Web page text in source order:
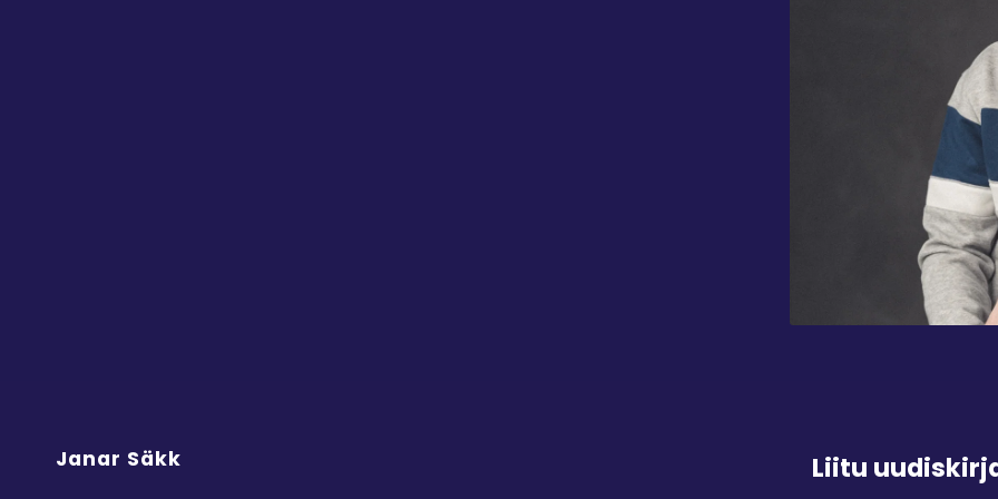
Janar Säkk Liitu